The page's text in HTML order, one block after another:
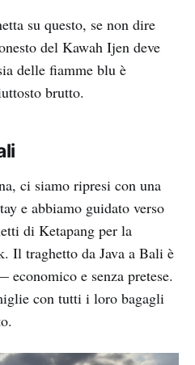
su questo, se non dire
del Kawah Ijen deve
delle fiamme blu è
brutto.
ci siamo ripresi con una
e abbiamo guidato verso
di Ketapang per la
Il traghetto da Java a Bali è
e senza pretese.
con tutti i loro bagagli